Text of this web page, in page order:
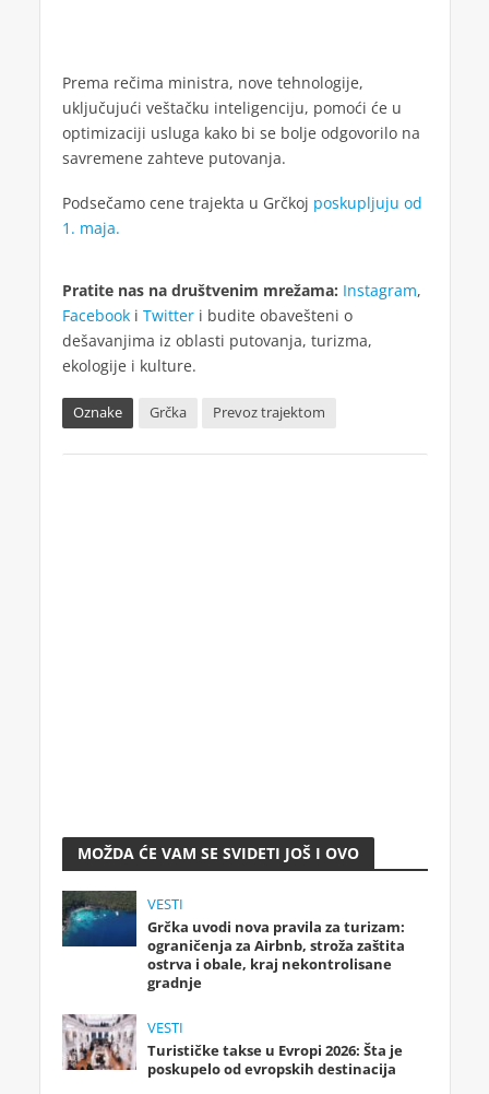
Prema rečima ministra, nove tehnologije,
uključujući veštačku inteligenciju, pomoći će u
optimizaciji usluga kako bi se bolje odgovorilo na
savremene zahteve putovanja.
Podsečamo cene trajekta u Grčkoj poskupljuju od
1. maja.
Pratite nas na društvenim mrežama: Instagram,
Facebooki Twitteri budite obavešteni o
dešavanjima iz oblasti putovanja, turizma,
ekologije i kulture.
Oznake Grčka Prevoz trajektom
MOŽDA ĆE VAM SE SVIDETI JOŠ I OVO
VESTI
Grčka uvodi nova pravila za turizam:
ograničenja za Airbnb, stroža zaštita
ostrva i obale, kraj nekontrolisane
gradnje
VESTI
Turističke takse u Evropi 2026: Šta je
poskupelo od evropskih destinacija